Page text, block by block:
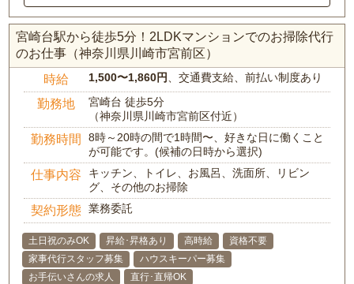
宮崎台駅から徒歩5分！2LDKマンションでのお掃除代行
のお仕事（神奈川県川崎市宮前区）
時給 1,500〜1,860円 、交通費支給、前払い制度あり
勤務地
宮崎台 徒歩5分
（神奈川県川崎市宮前区付近）
勤務時間
8時～20時の間で1時間〜、好きな日に働くこと
が可能です。(候補の日時から選択)
仕事内容
キッチン、トイレ、お風呂、洗面所、リビン
グ、その他のお掃除
契約形態 業務委託
土日祝のみOK 昇給･昇格あり 高時給
資格不要
家事代行スタッフ募集
ハウスキーパー募集
お手伝いさんの求人
直行･直帰OK